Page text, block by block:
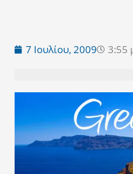
7 Ιουλίου, 2009 3:55